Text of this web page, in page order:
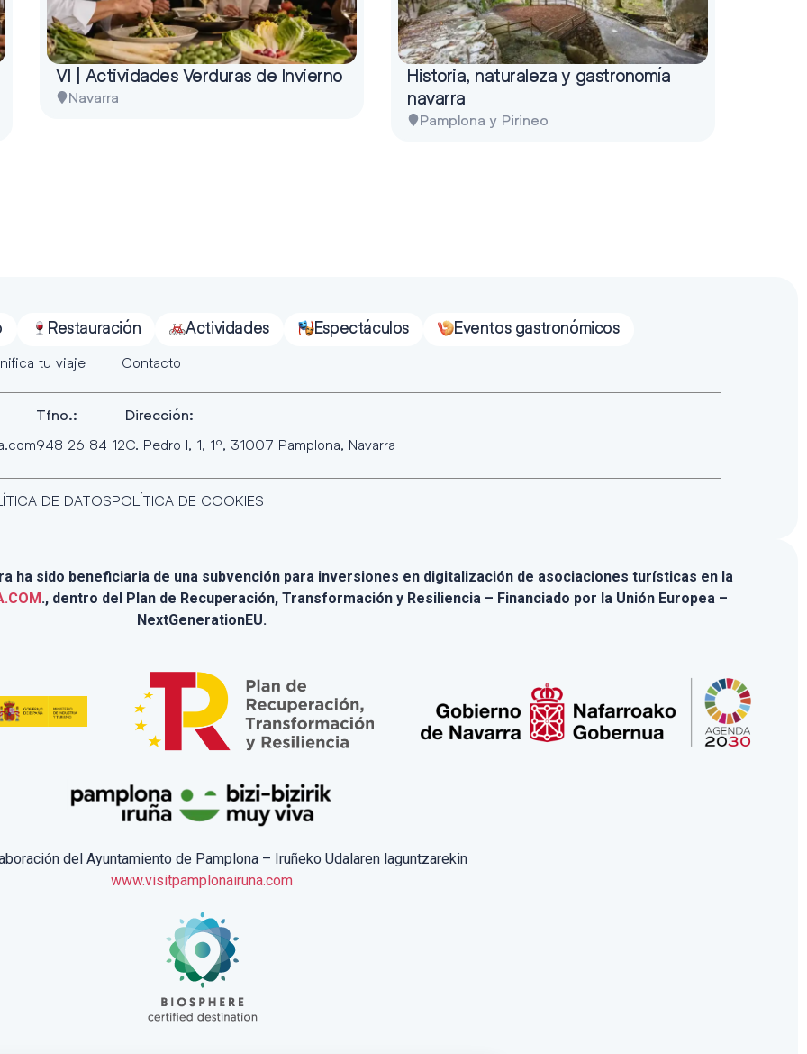
VI | Actividades Verduras de Invierno
Navarra
Historia, naturaleza y gastronomía
navarra
Pamplona y Pirineo
Restauración Actividades Espectáculos Eventos gastronómicos
tu viaje Contacto
Tfno.:
948 26 84 12
Dirección:
C. Pedro I, 1, 1º, 31007 Pamplona, Navarra
DE DATOSPOLÍTICA DE COOKIES
ha sido beneficiaria de una subvención para inversiones en digitalización de asociaciones turísticas en la
., dentro del Plan de Recuperación, Transformación y Resiliencia – Financiado por la Unión Europea –
NextGenerationEU.
del Ayuntamiento de Pamplona – Iruñeko Udalaren laguntzarekin
www.visitpamplonairuna.com